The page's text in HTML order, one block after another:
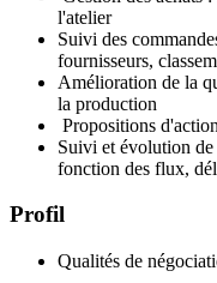
l'atelier
Suivi des
fournisseurs,
Amélioration de la
la production
Propositions
Suivi et évolution
fonction des flux,
Profil
Qualités de